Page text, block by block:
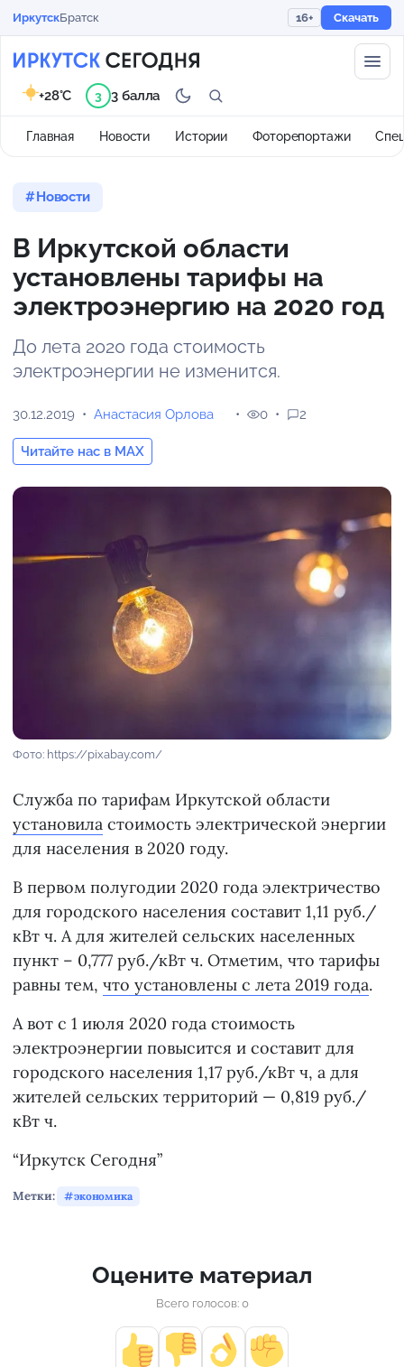
ИркутскБратск 16+ Скачать
Главная Новости Истории Фоторепортажи
+28°C 3 3 балла
Новости
В Иркутской области
установлены тарифы на
электроэнергию на 2020 год
До лета 2020 года стоимость
электроэнергии не изменится.
30.12.2019 Анастасия Орлова
Читайте нас в MAX
0 2
Фото: https://pixabay.com/
Служба по тарифам Иркутской области
установила стоимость электрической энергии
для населения в 2020 году.
В первом полугодии 2020 года электричество
для городского населения составит 1,11 руб./
кВт ч. А для жителей сельских населенных
пункт – 0,777 руб./кВт ч. Отметим, что тарифы
равны тем, что установлены с лета 2019 года.
А вот с 1 июля 2020 года стоимость
электроэнергии повысится и составит для
городского населения 1,17 руб./кВт ч, а для
жителей сельских территорий — 0,819 руб./
кВт ч.
“Иркутск Сегодня”
Метки: экономика
Оцените материал
Всего голосов: 0